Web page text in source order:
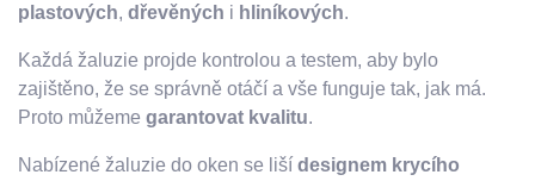
plastových, dřevěných i hliníkových.
Každá žaluzie projde kontrolou a testem, aby bylo
zajištěno, že se správně otáčí a vše funguje tak, jak má.
Proto můžeme garantovat kvalitu.
Nabízené žaluzie do oken se liší designem krycího